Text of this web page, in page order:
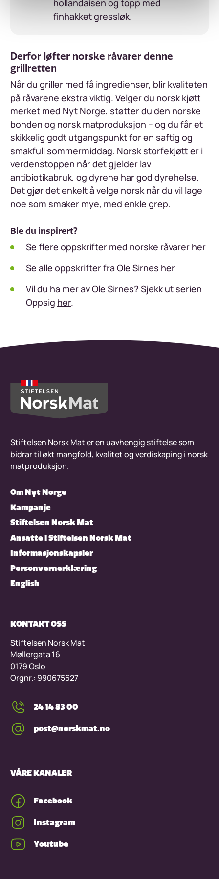
hollandaisen og topp med
finhakket gressløk.
Derfor løfter norske råvarer denne
grillretten
Når du griller med få ingredienser, blir kvaliteten
på råvarene ekstra viktig. Velger du norsk kjøtt
merket med Nyt Norge, støtter du den norske
bonden og norsk matproduksjon – og du får et
skikkelig godt utgangspunkt for en saftig og
smakfull sommermiddag. Norsk storfekjøtt er i
verdenstoppen når det gjelder lav
antibiotikabruk, og dyrene har god dyrehelse.
Det gjør det enkelt å velge norsk når du vil lage
noe som smaker mye, med enkle grep.
Ble du inspirert?
Se flere oppskrifter med norske råvarer her
Se alle oppskrifter fra Ole Sirnes her
Vil du ha mer av Ole Sirnes? Sjekk ut serien
Oppsig her.
Stiftelsen Norsk Mat er en uavhengig stiftelse som
bidrar til økt mangfold, kvalitet og verdiskaping i norsk
matproduksjon.
Om Nyt Norge
Kampanje
Stiftelsen Norsk Mat
Ansatte i Stiftelsen Norsk Mat
Informasjonskapsler
Personvernerklæring
English
KONTAKT OSS
Stiftelsen Norsk Mat
Møllergata 16
0179 Oslo
Orgnr.: 990675627
24 14 83 00
post@norskmat.no
VÅRE KANALER
Facebook
Instagram
Youtube